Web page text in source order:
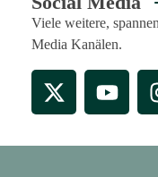
Viele weitere,
Media Kanälen.